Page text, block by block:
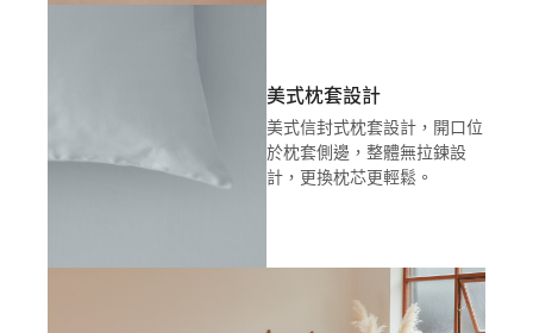
美式枕套設計
美式信封式枕套設計，開口位
於枕套側邊，整體無拉鍊設
計，更換枕芯更輕鬆。